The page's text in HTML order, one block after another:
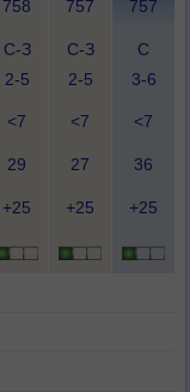
758 757 757
С-З
2-5
С-З
2-5
С
3-6
<7 <7 <7
29 27 36
+25 +25 +25